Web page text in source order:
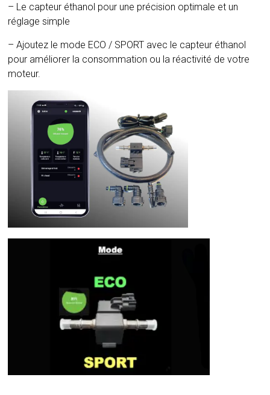
– Le capteur éthanol pour une précision optimale et un
réglage simple
– Ajoutez le mode ECO / SPORT avec le capteur éthanol
pour améliorer la consommation ou la réactivité de votre
moteur.